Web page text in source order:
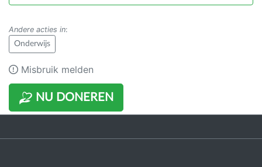
NU DONEREN
Andere acties in:
Onderwijs
Misbruik melden